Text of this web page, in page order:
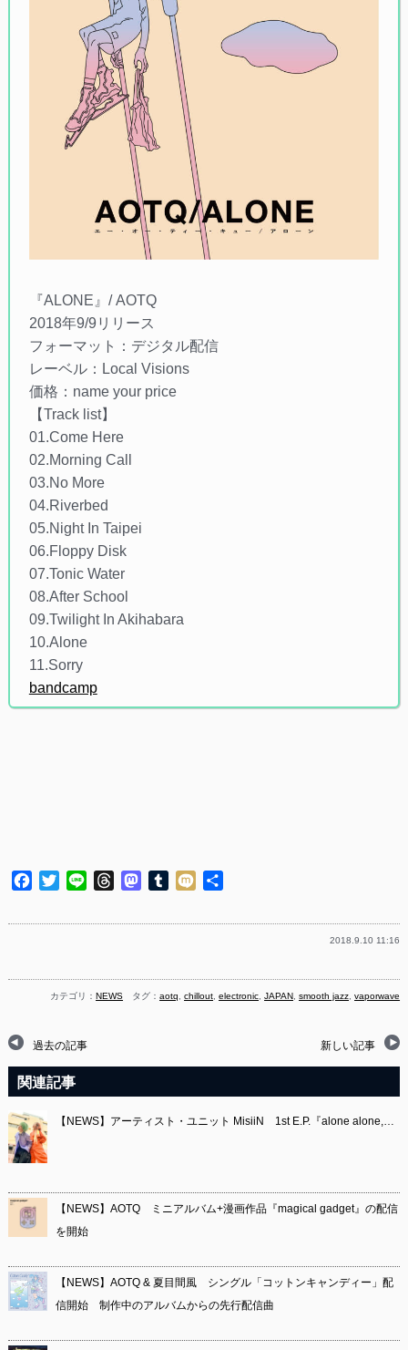
『ALONE』/ AOTQ
2018年9/9リリース
フォーマット：デジタル配信
レーベル：Local Visions
価格：name your price
【Track list】
01.Come Here
02.Morning Call
03.No More
04.Riverbed
05.Night In Taipei
06.Floppy Disk
07.Tonic Water
08.After School
09.Twilight In Akihabara
10.Alone
11.Sorry
bandcamp
Facebook
TwitterLine ThreadsMastodon
Tumblr
Mixi
2018.9.10 11:16
カテゴリ： NEWS タグ：aotq,chillout,electronic,JAPAN,smooth jazz,vaporwave
過去の記事 新しい記事
関連記事
【NEWS】アーティスト・ユニット MisiiN 1st E.P.『alone alone,…
【NEWS】AOTQ ミニアルバム+漫画作品『magical gadget』の配信
を開始
【NEWS】AOTQ & 夏目間風 シングル「コットンキャンディー」配
信開始 制作中のアルバムからの先行配信曲